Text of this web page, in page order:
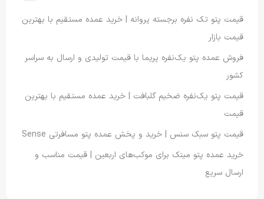
قیمت پتو تک نفره برجسته پروانه | خرید عمده مستقیم با بهترین
قیمت بازار
فروش عمده پتو یک‌نفره پریما با قیمت تولیدی و ارسال به سراسر
کشور
قیمت پتو یک‌نفره ضخیم گلبافت | خرید عمده مستقیم با بهترین
قیمت
قیمت پتو سبک سنس | خرید و پخش عمده پتو مسافرتی Sense
خرید عمده پتو مینک برای موکب‌های اربعین | قیمت مناسب و
ارسال سریع